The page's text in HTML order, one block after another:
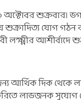
অক্টোবর শুক্রবার।
যোগ গঠন
লক্ষ্মীর
আর্থিক দিক থেকে
লাভজনক সুযোগ